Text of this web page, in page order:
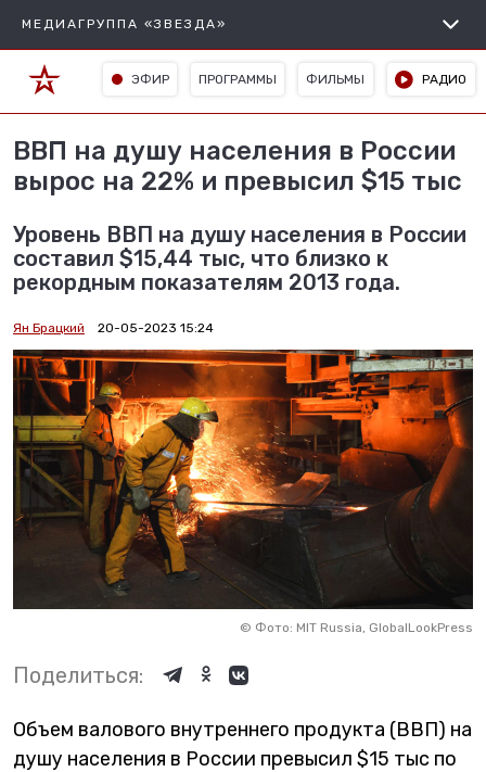
МЕДИАГРУППА «ЗВЕЗДА»
ЭФИР ПРОГРАММЫ ФИЛЬМЫ РАДИО
ВВП на душу населения в России
вырос на 22% и превысил $15 тыс
Уровень ВВП на душу населения в России
составил $15,44 тыс, что близко к
рекордным показателям 2013 года.
Ян Брацкий 20-05-2023 15:24
© Фото: MIT Russia, GlobalLookPress
Поделиться:
Объем валового внутреннего продукта (ВВП) на
душу населения в России превысил $15 тыс по